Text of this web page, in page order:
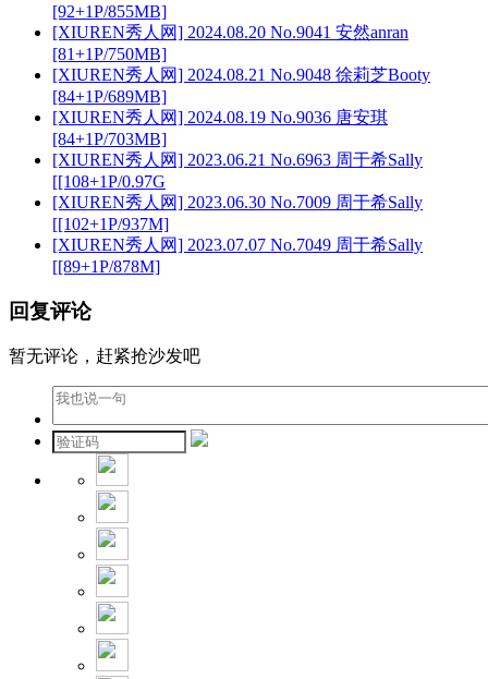
[92+1P/855MB]
[XIUREN秀人网] 2024.08.20 No.9041 安然anran
[81+1P/750MB]
[XIUREN秀人网] 2024.08.21 No.9048 徐莉芝Booty
[84+1P/689MB]
[XIUREN秀人网] 2024.08.19 No.9036 唐安琪
[84+1P/703MB]
[XIUREN秀人网] 2023.06.21 No.6963 周于希Sally
[[108+1P/0.97G
[XIUREN秀人网] 2023.06.30 No.7009 周于希Sally
[[102+1P/937M]
[XIUREN秀人网] 2023.07.07 No.7049 周于希Sally
[[89+1P/878M]
回复评论
暂无评论，赶紧抢沙发吧